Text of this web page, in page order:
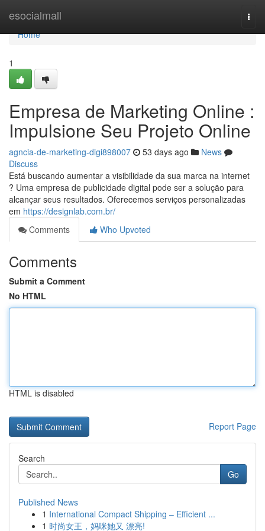
esocialmall
Home
Home
1
Empresa de Marketing Online :
Impulsione Seu Projeto Online
agncia-de-marketing-digi898007 53 days ago
News
Discuss
Está buscando aumentar a visibilidade da sua marca na internet
? Uma empresa de publicidade digital pode ser a solução para
alcançar seus resultados. Oferecemos serviços personalizadas
em https://designlab.com.br/
Comments
Who Upvoted
Comments
Submit a Comment
No HTML
HTML is disabled
Report Page
Search
Go
Published News
1 International Compact Shipping – Efficient ...
1 时尚女王，妈咪她又 漂亮!